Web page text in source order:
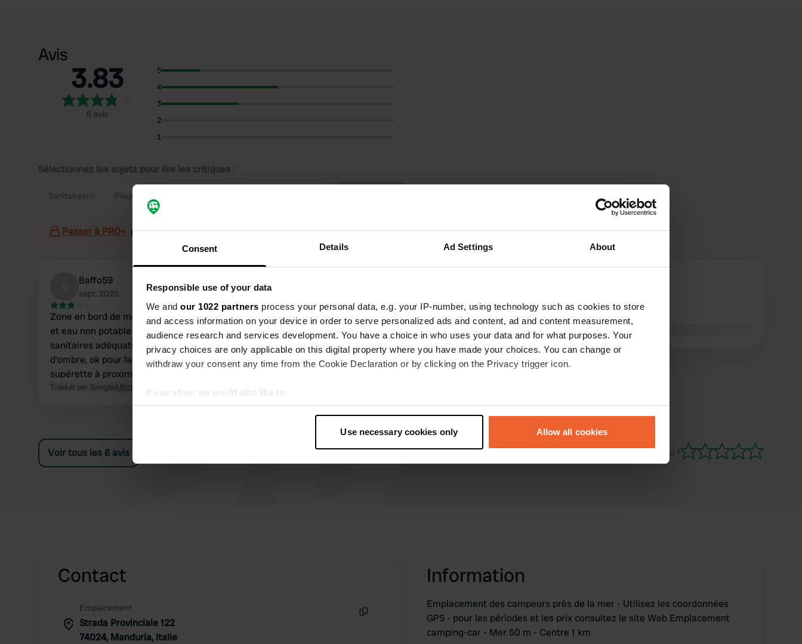
Consent Details Ad Settings About
Responsible use of your data
We and our 1022 partners process your personal data, e.g. your IP-number, using technology such as cookies to store
and access information on your device in order to serve personalized ads and content, ad and content measurement,
audience research and services development. You have a choice in who uses your data and for what purposes. Your
privacy choices are only applicable on this digital property where you have made your choices. You can change or
withdraw your consent any time from the Cookie Declaration or by clicking on the Privacy trigger icon.
If you allow, we would also like to:
Collect information about your geographical location which can be accurate to within several meters
Find out more about how your personal data is processed and set your preferences in the
Use necessary cookies only Allow all cookies
Avis
3.83
6 avis
5
4
3
2
1
Sélectionnez les sujets pour lire les critiques :
Sanitaires Plage
Passer à PRO+ pour l'utilisation des filtres sur les avis
Baffo59
sept. 2025
Zone en bord de mer, espaces étroits, électricité
et eau non potable sur l'emplacement,
sanitaires adéquats, douches à 0,50 €, pas
d'ombre, ok pour la climatisation, bar et
supérette à proximité, bien
Traduit par GoogleAfficher l'original
Aire de repos en bord de mer sans trace
d'ombre avec les bons emplacements pour les
campeurs et auvent sans un centimètre
supplémentaire, sans eau potable avec
sable gratuite. Tarif plus élevé qu'indiqué, à
mettre à jour...
zone bien équipée… okkk !!!
Traduit par Google Afficher l'original
Voir tous les 6 avis Es-tu déjà venu ici ?
Contact
Emplacement
Strada Provinciale 122
74024, Manduria, Italie
Information
Emplacement des campeurs près de la mer - Utilisez les coordonnées
GPS - pour les périodes et les prix consultez le site Web Emplacement
camping-car - Mer 50 m - Centre 1 km